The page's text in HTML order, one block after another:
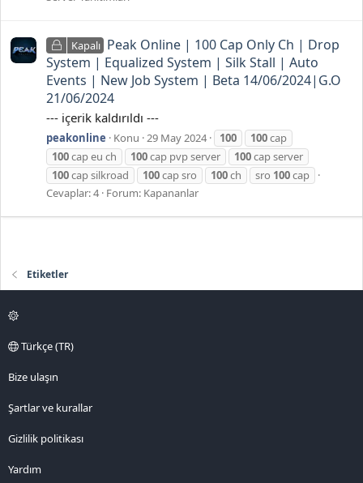
Kapalı Peak Online | 100 Cap Only Ch | Drop
System | Equalized System | Silk Stall | Auto
Events | New Job System | Beta 14/06/2024|G.O
21/06/2024
--- içerik kaldırıldı ---
peakonline Konu 29 May 2024 100 100cap
100cap eu ch 100cap pvp server 100cap server
100cap silkroad 100cap sro 100ch sro 100cap
Cevaplar: 4 Forum: Kapananlar
Etiketler
Türkçe (TR)
Bize ulaşın
Şartlar ve kurallar
Gizlilik politikası
Yardım